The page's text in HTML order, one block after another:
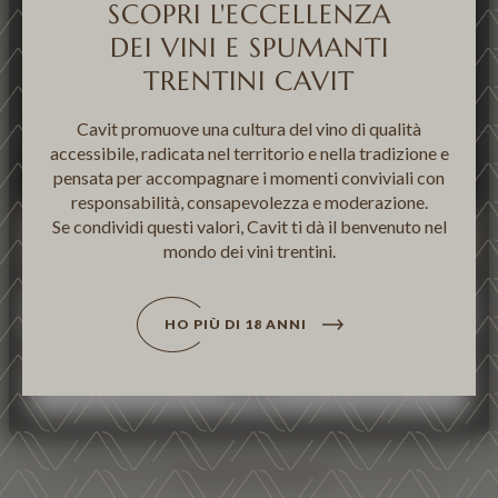
combinarle con altre informazioni che ha fornito loro o
che hanno raccolto dal tuo utilizzo sui loro servizi. Se
vuole saperne di più o negare il consenso a tutti o ad
essere espresso cliccando sul tasto "Accetta tutti". Se
non vuole i cookie di terze parti statistici può negare il
consenso sul tasto "Rifiuta".
Personalizza
Accetta tutti
Personalizza
AZIENDA
VINI
VITICOLTURA
SOSTENIBILITÀ
NEWS & EVENTI
LAVORA CON NOI
SCOPRI L'ECCELLENZA
DEI VINI E SPUMANTI
TRENTINI CAVIT
Cavit promuove una cultura del vino di qualità
accessibile, radicata nel territorio e nella tradizione e
pensata per accompagnare i momenti conviviali con
responsabilità, consapevolezza e moderazione.
Se condividi questi valori, Cavit ti dà il benvenuto nel
mondo dei vini trentini.
HO PIÙ DI 18 ANNI